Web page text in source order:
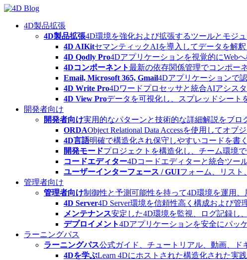
Skip
content4D製品拡張
4D製品拡張4D環境を強化および拡張するツールとモジ
4D AIKitセマンティックAIを導入してデータを解
4D Qodly Pro4Dアプリケーションを視覚的にWeb
4Dコンポーネント最新の依存関係管理でコンポー
Email, Microsoft 365, Gmail4Dアプリケーションで
4D Write Pro4Dワードプロセッサと統合AIアシス
4D View Proデータを可視化し、スプレッドシート
開発者向け
開発者向け実用的なパターンと技術的な詳細解説をブロ
ORDAObject Relational Data Accessを使用してオ
4D言語明確で構造化され保守しやすいコードを書
開発モードプロジェクトを構造化し、チーム環境
コードエディター4Dコードエディターと統合ツー
ユーザーインターフェース / GUIフォーム、リスト
管理者向け
管理者向け制御性と予測可能性を持って4D環境を運用、
4D Server4D Server環境を信頼性高く構成および管
メンテナンス安定した4D環境を監視、ログ記録し
デプロイメント4Dアプリケーションを安全にパッ
ラーニングパス
ラーニングパス公式ガイド、チュートリアル、動画、ド
4Dを学ぶLearn 4Dにホストされた構造化された実